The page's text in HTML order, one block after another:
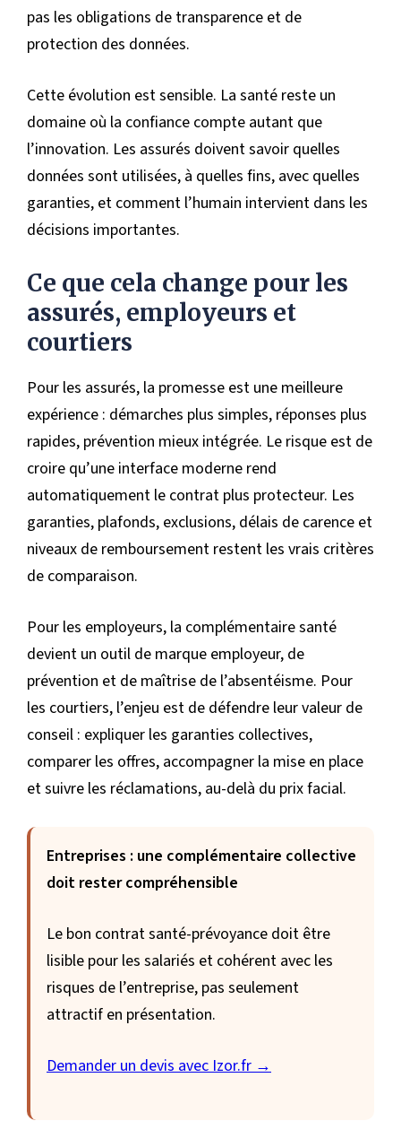
pas les obligations de transparence et de
protection des données.
Cette évolution est sensible. La santé reste un
domaine où la confiance compte autant que
l’innovation. Les assurés doivent savoir quelles
données sont utilisées, à quelles fins, avec quelles
garanties, et comment l’humain intervient dans les
décisions importantes.
Ce que cela change pour les
assurés, employeurs et
courtiers
Pour les assurés, la promesse est une meilleure
expérience : démarches plus simples, réponses plus
rapides, prévention mieux intégrée. Le risque est de
croire qu’une interface moderne rend
automatiquement le contrat plus protecteur. Les
garanties, plafonds, exclusions, délais de carence et
niveaux de remboursement restent les vrais critères
de comparaison.
Pour les employeurs, la complémentaire santé
devient un outil de marque employeur, de
prévention et de maîtrise de l’absentéisme. Pour
les courtiers, l’enjeu est de défendre leur valeur de
conseil : expliquer les garanties collectives,
comparer les offres, accompagner la mise en place
et suivre les réclamations, au-delà du prix facial.
Entreprises : une complémentaire collective
doit rester compréhensible
Le bon contrat santé-prévoyance doit être
lisible pour les salariés et cohérent avec les
risques de l’entreprise, pas seulement
attractif en présentation.
Demander un devis avec Izor.fr →